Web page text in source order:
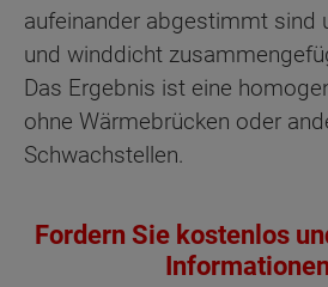
aufeinander abgestimmt sind
und winddicht
Das Ergebnis ist eine
ohne Wärmebrücken oder
Schwachstellen.
Fordern Sie kostenlos